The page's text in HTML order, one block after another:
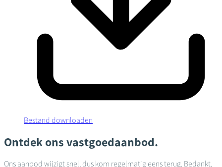
Bestand downloaden
Ontdek ons vastgoedaanbod.
Ons aanbod wijzigt snel, dus kom regelmatig eens terug. Bedankt.